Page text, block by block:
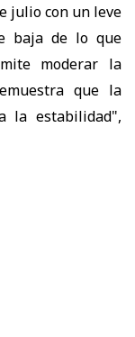
julio con un leve
baja de lo que
moderar la
que la
la estabilidad",